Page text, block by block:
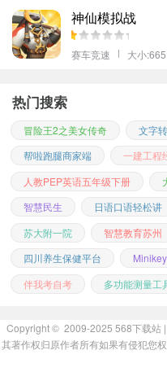
神仙模拟战
赛车竞速 大小
热门搜索
冒险王2之美女传奇 文字
帮啦跑腿商家端
一建工程
人教PEP英语五年级下册
智慧民生
日语口语轻松讲
苏大附一院
智慧教育苏州
四川养生保健平台
Minikey
伴我考自考
多功能测量工
Copyright © 2009-2025 568下载站
其著作权归原作者所有如果有侵犯您